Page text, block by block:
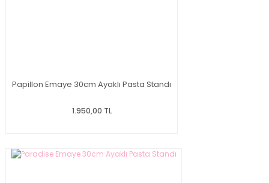
Papillon Emaye 30cm Ayaklı Pasta Standı
1.950,00 TL